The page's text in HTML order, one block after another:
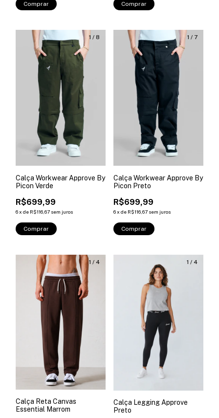
Comprar Comprar
1 / 8
Calça Workwear Approve By
Picon Verde
R$699,99
6x de R$116,67 sem juros
Comprar
1 / 7
Calça Workwear Approve By
Picon Preto
R$699,99
6x de R$116,67 sem juros
Comprar
1 / 4
Calça Reta Canvas
Essential Marrom
1 / 4
Calça Legging Approve
Preto